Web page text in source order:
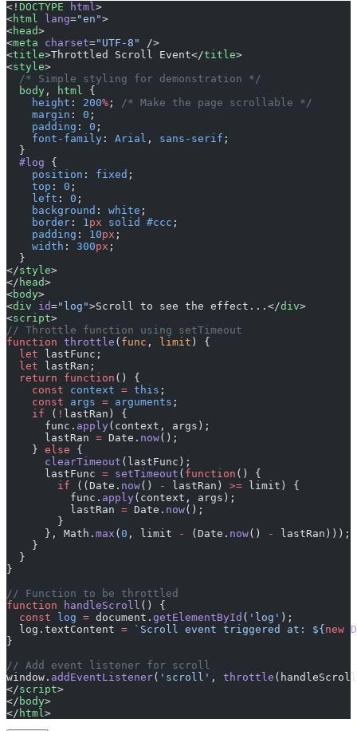
<! DOCTYPE html>
<html lang="en">
<head>
<meta charset="UTF-8"
/>
<title>Throttled Scroll Event</title>
<style>
  /* Simple styling for demonstration */
  body
, html {
    height
: 200% ;
/* Make the page scrollable */
    margin
: 0 ;
    padding
: 0 ;
    font-family
: Arial , sans-serif ;
  }
  #log
{
    position
: fixed ;
    top
: 0 ;
    left
: 0 ;
    background
: white ;
    border
: 1px solid #ccc ;
    padding
: 10px ;
    width
: 300px ;
  }
</style>
</ head>
<body>
<div id="log">Scroll to see the effect...</div>
<script>
// Throttle function using setTimeout
function throttle ( func , limit ) {
  let
lastFunc;
  let
lastRan;
  return
function () {
    const
context = this ;
    const
args = arguments ;
    if
( ! lastRan) {
      func.
apply(context, args);
      lastRan
= Date. now();
    }
else {
      clearTimeout
(lastFunc);
      lastFunc
= setTimeout ( function () {
        if
((Date. now() - lastRan) >= limit) {
          func.
apply(context, args);
          lastRan
= Date. now();
        }
      }, Math.
max ( 0 , limit - (Date. now() -
lastRan)));
    }
  }
}
// Function to be throttled
function handleScroll () {
  const
log = document. getElementById ( 'log' );
  log.textContent
= `Scroll event triggered at: ${ new
}
// Add event listener for scroll
window. addEventListener( 'scroll' , throttle
</script>
</ body>
</ html>